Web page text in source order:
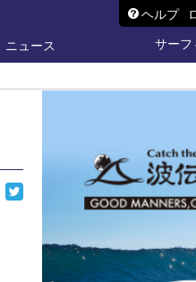
ヘルプ
ニュース
サーフ